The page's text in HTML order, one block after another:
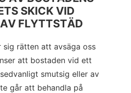
SKICK VID
FLYTTSTÄD
sig rätten att avsäga oss
att bostaden vid ett
smutsig eller av
går att behandla på